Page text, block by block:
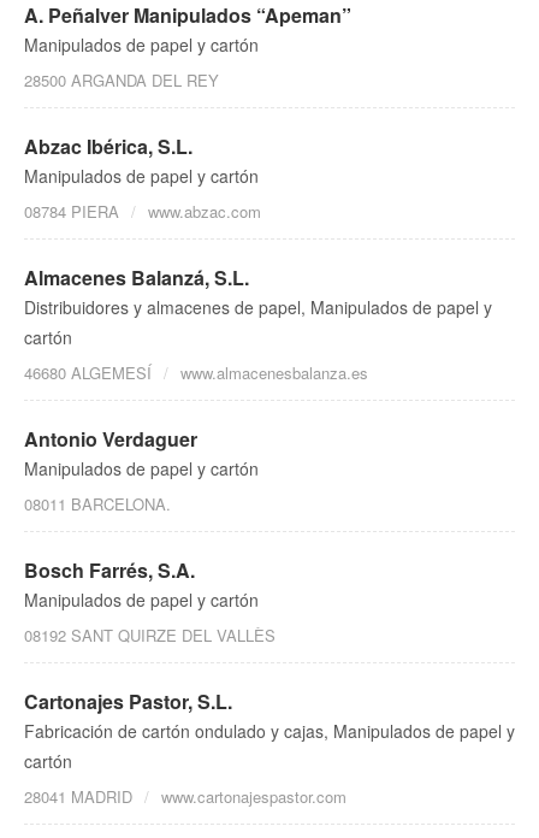
A. Peñalver Manipulados “Apeman”
Manipulados de papel y cartón
28500 ARGANDA DEL REY
Abzac Ibérica, S.L.
Manipulados de papel y cartón
08784 PIERA www.abzac.com
Almacenes Balanzá, S.L.
Distribuidores y almacenes de papel, Manipulados de papel y
cartón
46680 ALGEMESÍ www.almacenesbalanza.es
Antonio Verdaguer
Manipulados de papel y cartón
08011 BARCELONA.
Bosch Farrés, S.A.
Manipulados de papel y cartón
08192 SANT QUIRZE DEL VALLÈS
Cartonajes Pastor, S.L.
Fabricación de cartón ondulado y cajas, Manipulados de papel y
cartón
28041 MADRID www.cartonajespastor.com